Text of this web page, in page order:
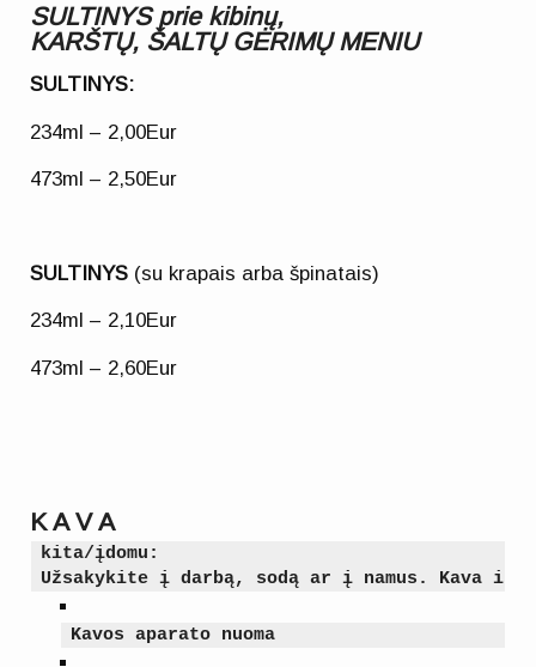
SULTINYS prie kibinų,
KARŠTŲ, ŠALTŲ GĖRIMŲ MENIU
SULTINYS:
234ml – 2,00Eur
473ml – 2,50Eur
SULTINYS (su krapais arba špinatais)
234ml – 2,10Eur
473ml – 2,60Eur
K A V A
kita/įdomu:
Užsakykite į darbą, sodą ar į namus. Kava iš
Kavos aparato nuoma